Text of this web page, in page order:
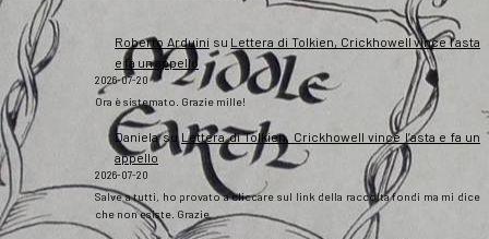
Roberto Arduini su Lettera di Tolkien, Crickhowell vince l’asta
e fa un appello
2026-07-20
Ora è sistemato. Grazie mille!
DanielasuLettera di Tolkien, Crickhowell vince l’asta e fa un
appello
2026-07-20
Salve a tutti, ho provato a cliccare sul link della raccolta fondi ma mi dice
che non esiste. Grazie